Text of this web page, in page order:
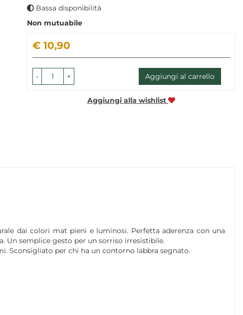
Bassa disponibilità
Non mutuabile
Prezzo
€ 10,90
- + Aggiungi al carrello
Aggiungi alla wishlist
dai colori mat pieni e luminosi. Perfetta aderenza con una
Un semplice gesto per un sorriso irresistibile.
Sconsigliato per chi ha un contorno labbra segnato.